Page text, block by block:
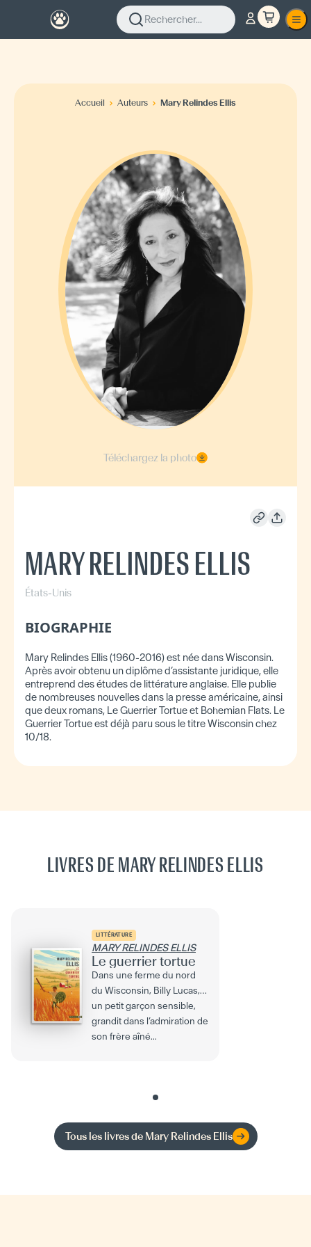
Rechercher...
Accueil Auteurs Mary Relindes Ellis
Téléchargez la photo
MARY RELINDES ELLIS
États-Unis
BIOGRAPHIE
Mary Relindes Ellis (1960-2016) est née dans Wisconsin.
Après avoir obtenu un diplôme d’assistante juridique, elle
entreprend des études de littérature anglaise. Elle publie
de nombreuses nouvelles dans la presse américaine, ainsi
que deux romans, Le Guerrier Tortue et Bohemian Flats. Le
Guerrier Tortue est déjà paru sous le titre Wisconsin chez
10/18.
LIVRES DE MARY RELINDES ELLIS
LITTÉRATURE
MARY RELINDES ELLIS
Le guerrier tortue
Dans une ferme du nord
du Wisconsin, Billy Lucas,
un petit garçon sensible,
grandit dans l’admiration de
son frère aîné...
Tous les livres de Mary Relindes Ellis